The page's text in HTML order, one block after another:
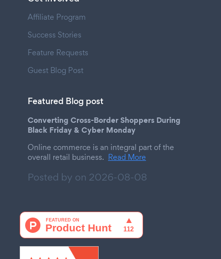
Affiliate Program
Success Stories
Feature Requests
Guest Blog Post
Featured Blog post
Converting Cross-Border Shoppers During
Black Friday & Cyber Monday
Online commerce is an integral part of the
overall retail business. Read More
Posted by on 2026-08-08